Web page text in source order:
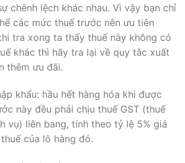
chênh lệch khác nhau. Vì vậy bạn chỉ
các mức thuế trước nên ưu tiên
tra xong ta thấy thuế này không có
khác thì hãy tra lại về quy tắc xuất
thêm ưu đãi.
khẩu: hầu hết hàng hóa khi được
này đều phải chịu thuế GST (thuế
vụ) liên bang, tính theo tỷ lệ 5% giá
của lô hàng đó.